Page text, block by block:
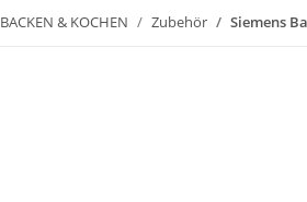
BACKEN & KOCHEN Zubehör Siemens